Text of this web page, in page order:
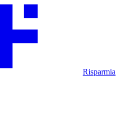
Risparmia